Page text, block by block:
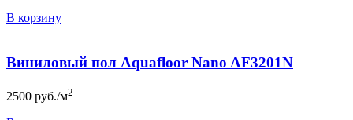
В корзину
Виниловый пол Aquafloor Nano AF3201N
2500 руб./м2